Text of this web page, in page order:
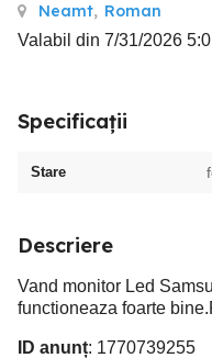
Neamt, Roman
Valabil din 7/31/2026
Specificații
Stare
Descriere
Vand monitor Led
functioneaza foarte
ID anunț: 1770739255